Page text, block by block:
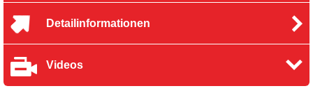
Detailinformationen
Videos